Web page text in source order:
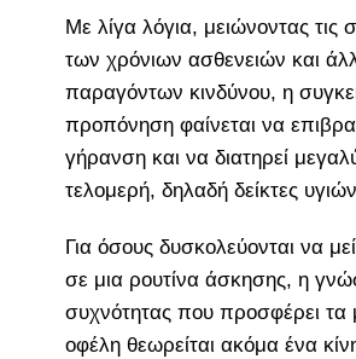
Με λίγα λόγια, μειώνοντας τις
των χρόνιων ασθενειών και
παραγόντων κινδύνου, η
προπόνηση φαίνεται να
γήρανση και να διατηρεί
τελομερή, δηλαδή δείκτες
Για όσους δυσκολεύονται να
σε μια ρουτίνα άσκησης, η
συχνότητας που προσφέρει τα
οφέλη θεωρείται ακόμα ένα